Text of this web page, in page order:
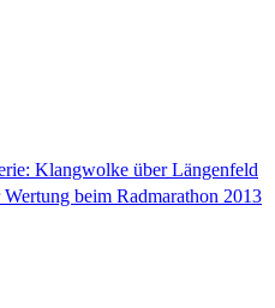
Klangwolke über Längenfeld
beim Radmarathon 2013